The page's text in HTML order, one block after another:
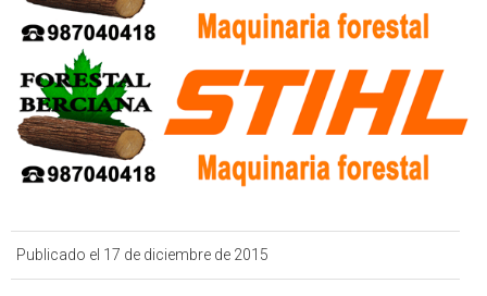
Publicado el 17 de diciembre de 2015